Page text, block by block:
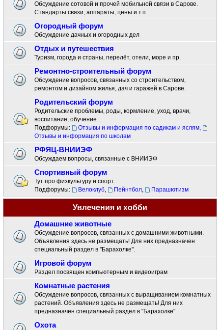
Обсуждение сотовой и прочей мобильной связи в Сарове.
Стандарты связи, аппараты, цены и т.п.
Огородный форум
Обсуждение дачных и огородных дел
Отдых и путешествия
Туризм, города и страны, перелёт, отели, море и пр.
Ремонтно-строительный форум
Обсуждение вопросов, связанных со строительством,
ремонтом и дизайном жилья, дач и гаражей в Сарове.
Родительский форум
Родительские проблемы, роды, кормление, уход, врачи,
воспитание, обучение...
Подфорумы:
Отзывы и информация по садикам и яслям,
Отзывы и информация по школам
РФЯЦ-ВНИИЭФ
Обсуждаем вопросы, связанные с ВНИИЭФ
Спортивный форум
Тут про физкультуру и спорт.
Подфорумы:
Велоклуб, Пейнтбол, Парашютизм
Увлечения и хобби
Домашние животные
Обсуждение вопросов, связанных с домашними животными.
Объявления здесь не размещать! Для них предназначен
специальный раздел в "Барахолке".
Игровой форум
Раздел посвящен компьютерным и видеоиграм
Комнатные растения
Обсуждение вопросов, связанных с выращиванием комнатных
растений. Объявления здесь не размещать! Для них
предназначен специальный раздел в "Барахолке".
Охота